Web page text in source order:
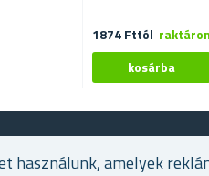
használunk, amelyek
1874 Fttól raktáron